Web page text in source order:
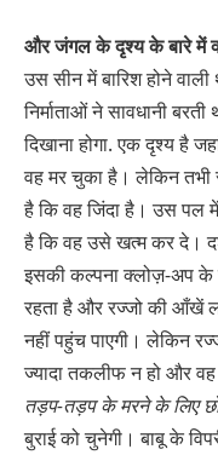
और जंगल के दृश्य के बारे में
उस सीन में बारिश होने
निर्माताओं ने सावधानी
दिखाना होगा. एक दृश्य है
वह मर चुका है। लेकिन तभी
है कि वह जिंदा है। उस पल
है कि वह उसे खत्म कर दे।
इसकी कल्पना क्लोज़-अप के
रहता है और रज्जो की आँखें
नहीं पहुंच पाएगी। लेकिन
ज्यादा तकलीफ न हो और वह
तड़प-तड़प के मरने के लिए
बुराई को चुनेगी। बाबू के